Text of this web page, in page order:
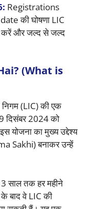
Registrations
की घोषणा LIC
करें और जल्द से जल्द
(What is
निगम (LIC) की एक
दिसंबर 2024 को
योजना का मुख्य उद्देश्य
Sakhi) बनाकर उन्हें
साल तक हर महीने
बाद वे LIC की